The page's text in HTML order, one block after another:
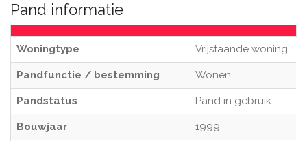
Pand informatie
Woningtype Vrijstaande woning
Pandfunctie / bestemming Wonen
Pandstatus Pand in gebruik
Bouwjaar 1999